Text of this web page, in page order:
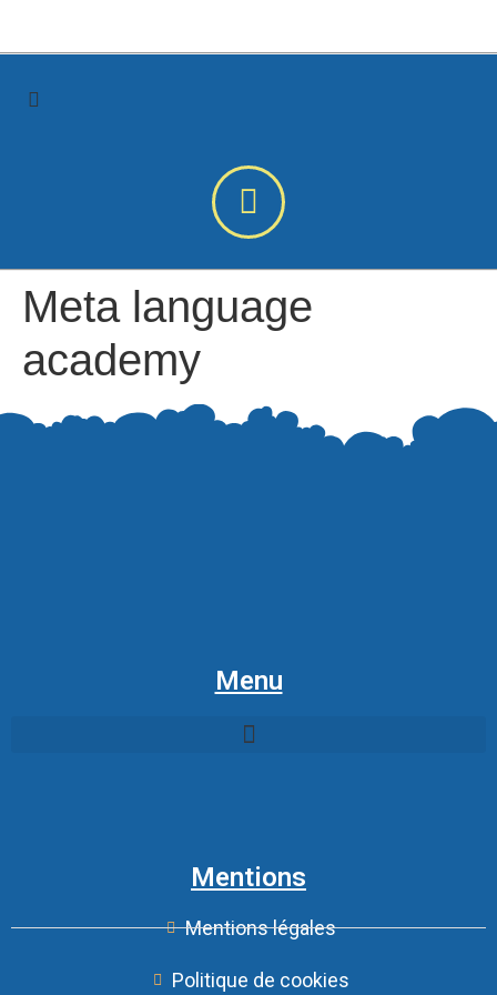
Meta language
academy
Menu
Mentions
Mentions légales
Politique de cookies